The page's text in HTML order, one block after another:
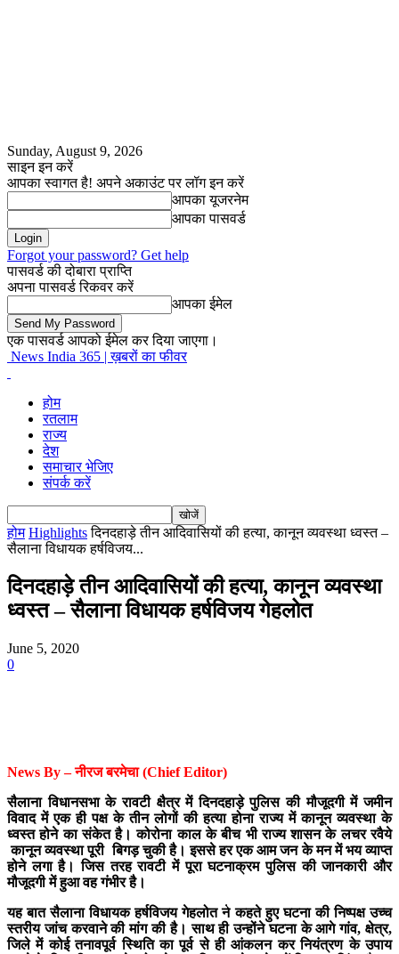
Sunday, August 9, 2026
साइन इन करें
आपका स्वागत है! अपने अकाउंट पर लॉग इन करें
आपका यूजरनेम
आपका पासवर्ड
Forgot your password? Get help
पासवर्ड की दोबारा प्राप्ति
अपना पासवर्ड रिकवर करें
आपका ईमेल
एक पासवर्ड आपको ईमेल कर दिया जाएगा।
News India 365 | ख़बरों का फीवर
होम
रतलाम
राज्य
देश
समाचार भेजिए
संपर्क करें
होम Highlights दिनदहाड़े तीन आदिवासियों की हत्या, कानून व्यवस्था ध्वस्त –
सैलाना विधायक हर्षविजय...
दिनदहाड़े तीन आदिवासियों की हत्या, कानून व्यवस्था
ध्वस्त – सैलाना विधायक हर्षविजय गेहलोत
June 5, 2020
0
News By –नीरज बरमेचा(Chief Editor)
सैलाना विधानसभा के रावटी क्षैत्र में दिनदहाड़े पुलिस की मौजूदगी में जमीन
विवाद में एक ही पक्ष के तीन लोगों की हत्या होना राज्य में कानून व्यवस्था के
ध्वस्त होने का संकेत है। कोरोना काल के बीच भी राज्य शासन के लचर रवैये
कानून व्यवस्था पूरी बिगड़ चुकी है। इससे हर एक आम जन के मन में भय व्याप्त
होने लगा है। जिस तरह रावटी में पूरा घटनाक्रम पुलिस की जानकारी और
मौजूदगी में हुआ वह गंभीर है।
यह बात सैलाना विधायक हर्षविजय गेहलोत ने कहते हुए घटना की निष्पक्ष उच्च
स्तरीय जांच करवाने की मांग की है। साथ ही उन्होंने घटना के आगे गांव, क्षेत्र,
जिले में कोई तनावपूर्व स्थिति का पूर्व से ही आंकलन कर नियंत्रण के उपाय